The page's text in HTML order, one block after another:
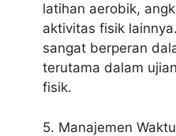
latihan aerobik,
aktivitas fisik
sangat berperan
terutama dalam
fisik.
5. Manajemen